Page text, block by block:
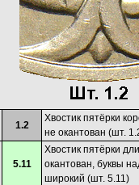
1.2
Хвостик пятёрки
не окантован (шт.
5.11
Хвостик пятёрки
окантован, буквы
широкий (шт. 5.11)